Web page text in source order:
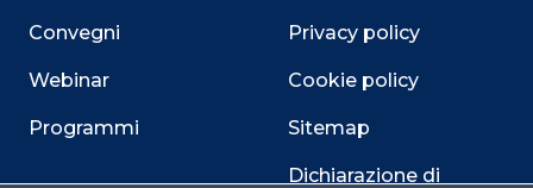
Convegni
Webinar
Programmi
Privacy policy
Cookie policy
Sitemap
Dichiarazione di